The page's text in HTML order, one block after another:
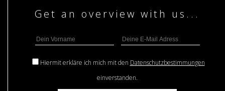
Hiermit erkläre ich mich mit den Datenschutzbestimmungen
einverstanden.